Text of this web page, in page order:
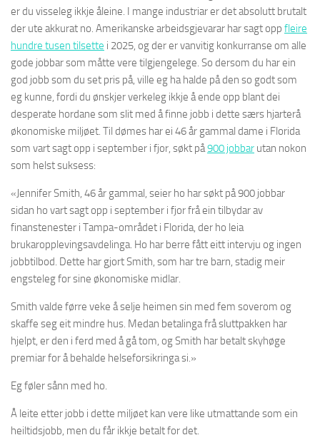
er du visseleg ikkje åleine. I mange industriar er det absolutt brutalt
der ute akkurat no. Amerikanske arbeidsgjevarar har sagt opp fleire
hundre tusen tilsette i 2025, og der er vanvitig konkurranse om alle
gode jobbar som måtte vere tilgjengelege. So dersom du har ein
god jobb som du set pris på, ville eg ha halde på den so godt som
eg kunne, fordi du ønskjer verkeleg ikkje å ende opp blant dei
desperate hordane som slit med å finne jobb i dette særs hjarterå
økonomiske miljøet. Til dømes har ei 46 år gammal dame i Florida
som vart sagt opp i september i fjor, søkt på900 jobbar utan nokon
som helst suksess:
«Jennifer Smith, 46 år gammal, seier ho har søkt på 900 jobbar
sidan ho vart sagt opp i september i fjor frå ein tilbydar av
finanstenester i Tampa-området i Florida, der ho leia
brukaropplevingsavdelinga. Ho har berre fått eitt intervju og ingen
jobbtilbod. Dette har gjort Smith, som har tre barn, stadig meir
engsteleg for sine økonomiske midlar.
Smith valde førre veke å selje heimen sin med fem soverom og
skaffe seg eit mindre hus. Medan betalinga frå sluttpakken har
hjelpt, er den i ferd med å gå tom, og Smith har betalt skyhøge
premiar for å behalde helseforsikringa si.»
Eg føler sånn med ho.
Å leite etter jobb i dette miljøet kan vere like utmattande som ein
heiltidsjobb, men du får ikkje betalt for det.